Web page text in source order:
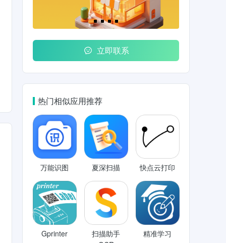
立即联系
热门相似应用推荐
万能识图 夏深扫描 快点云打印
Gprinter
扫描助手
精准学习